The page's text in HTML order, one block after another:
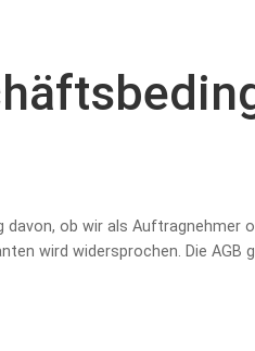
davon, ob wir als
wird widersprochen. Die AGB